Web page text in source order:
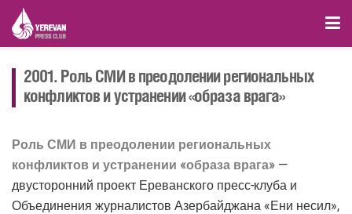
2001. Роль СМИ в преодолении региональных
конфликтов и устранении «образа врага»
Роль СМИ в преодолении региональных
конфликтов и устранении «образа врага» —
двусторонний проект Ереванского пресс-клуба и
Объединения журналистов Азербайджана «Ени несил»,